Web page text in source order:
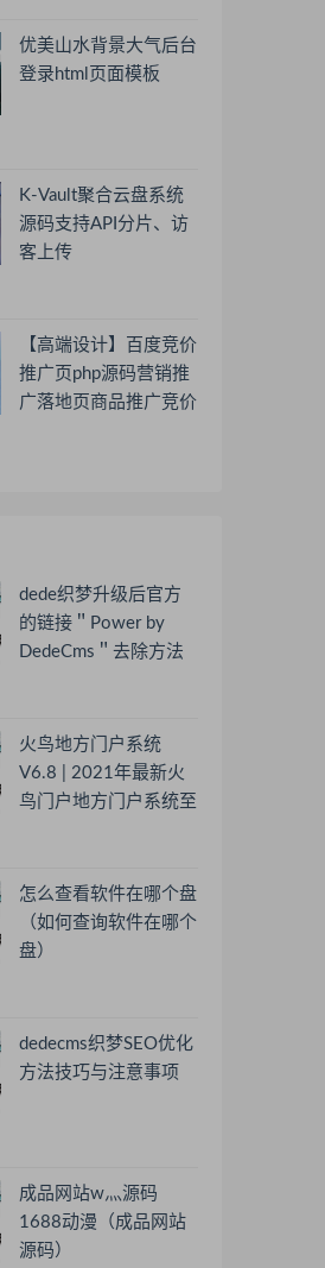
优美山水背景大气后台
登录html页面模板
K-Vault聚合云盘系统
源码支持API分片、访
客上传
【高端设计】百度竞价
推广页php源码营销推
广落地页商品推广竞价
dede织梦升级后官方
的链接＂Power by
DedeCms＂去除方法
火鸟地方门户系统
V6.8 | 2021年最新火
鸟门户地方门户系统至
怎么查看软件在哪个盘
（如何查询软件在哪个
盘）
dedecms织梦SEO优化
方法技巧与注意事项
成品网站w灬源码
1688动漫（成品网站
源码）